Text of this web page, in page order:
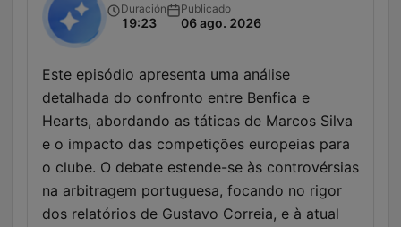
Duración
19:23
Publicado
06 ago. 2026
Este episódio apresenta uma análise
detalhada do confronto entre Benfica e
Hearts, abordando as táticas de Marcos Silva
e o impacto das competições europeias para
o clube. O debate estende-se às controvérsias
na arbitragem portuguesa, focando no rigor
dos relatórios de Gustavo Correia, e à atual